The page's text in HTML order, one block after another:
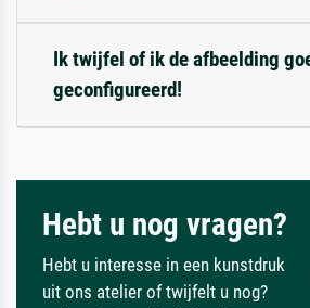
Ik twijfel of ik de afbeelding
geconfigureerd!
Hebt u nog vragen?
Hebt u interesse in een kunstdruk
uit ons atelier of twijfelt u nog?